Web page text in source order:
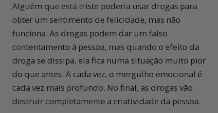
Alguém que está triste poderia usar drogas para
obter um sentimento de felicidade, mas não
funciona. As drogas podem dar um falso
contentamento à pessoa, mas quando o efeito da
droga se dissipa, ela fica numa situação muito pior
do que antes. A cada vez, o mergulho emocional é
cada vez mais profundo. No final, as drogas vão
destruir completamente a criatividade da pessoa.